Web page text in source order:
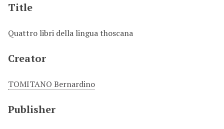
Title
Quattro libri della lingua thoscana
Creator
TOMITANO Bernardino
Publisher